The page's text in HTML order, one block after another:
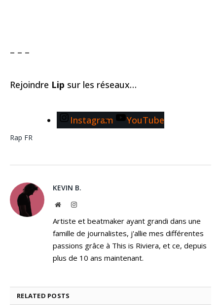
– – –
Rejoindre Lip sur les réseaux…
Instagram YouTube
Rap FR
KEVIN B.
WebsiteInstagram
Artiste et beatmaker ayant grandi dans une
famille de journalistes, j'allie mes différentes
passions grâce à This is Riviera, et ce, depuis
plus de 10 ans maintenant.
RELATED POSTS